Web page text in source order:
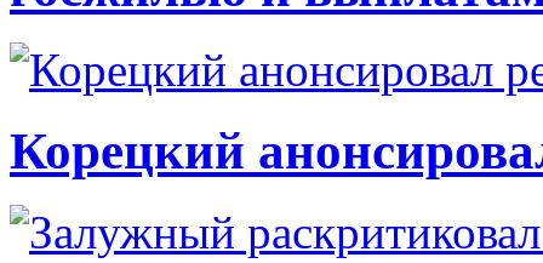
Корецкий